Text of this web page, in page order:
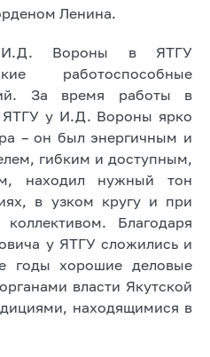
Ленина.
И.Д. Вороны в ЯТГУ
работоспособные
За время работы в
ЯТГУ у И.Д. Вороны ярко
– он был энергичным и
гибким и доступным,
находил нужный тон
в узком кругу и при
Благодаря
у ЯТГУ сложились и
годы хорошие деловые
власти Якутской
находящимися в